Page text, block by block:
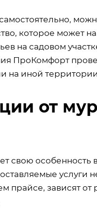
которое может
на садовом
ПроКомфорт
на иной
от
свою особенность
услуги
прайсе, зависят от